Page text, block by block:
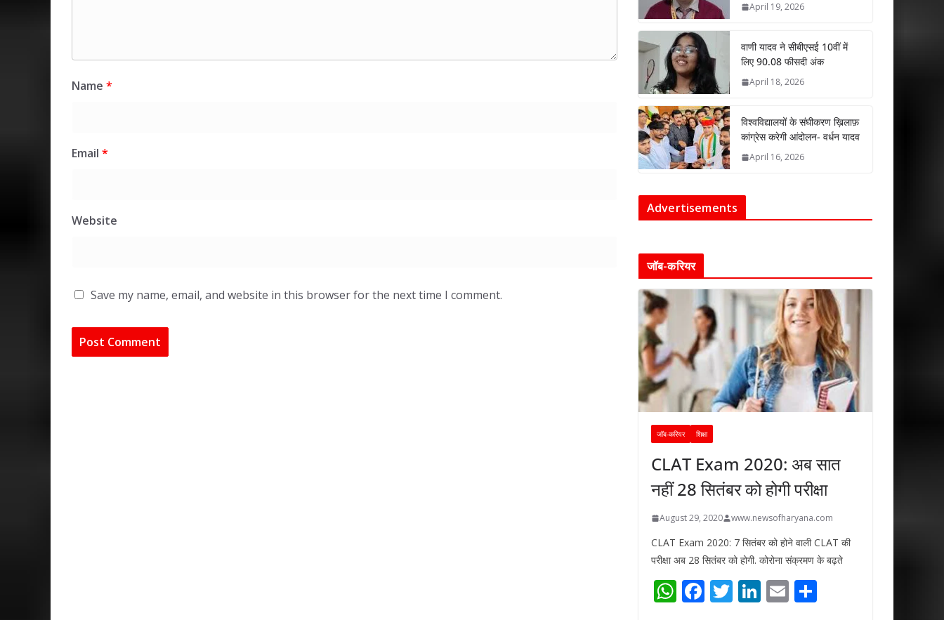
Name *
Email *
Website
Save my name, email, and website in this browser for the next time I comment.
April 19, 2026
वाणी यादव ने सीबीएसई 10वीं में
लिए 90.08 फीसदी अंक
April 18, 2026
विश्वविद्यालयों के संघीकरण ख़िलाफ़
कांग्रेस करेगी आंदोलन- वर्धन यादव
April 16, 2026
Advertisements
जॉब-करियर
जॉब-करियर शिक्षा
CLAT Exam 2020: अब सात
नहीं 28 सितंबर को होगी परीक्षा
August 29, 2020 www.newsofharyana.com
CLAT Exam 2020: 7 सितंबर को होने वाली CLAT की
परीक्षा अब 28 सितंबर को होगी. कोरोना संक्रमण के बढ़ते
W F T Li E